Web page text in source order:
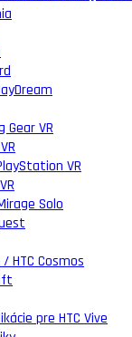
Gear VR
VR
Solo
/ HTC Cosmos
pre HTC Vive